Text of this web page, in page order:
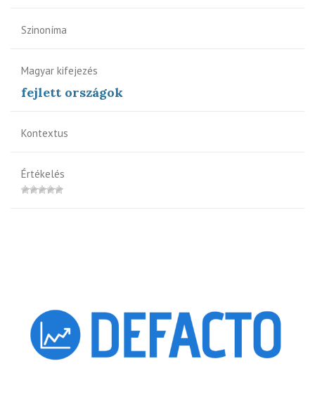
Szinoníma
Magyar kifejezés
fejlett országok
Kontextus
Értékelés